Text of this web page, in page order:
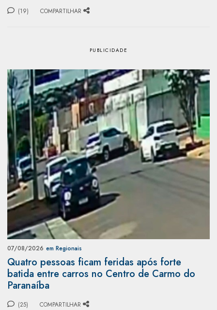
(19) COMPARTILHAR
07/08/2026 em Regionais
Quatro pessoas ficam feridas após forte
batida entre carros no Centro de Carmo do
Paranaíba
(25) COMPARTILHAR